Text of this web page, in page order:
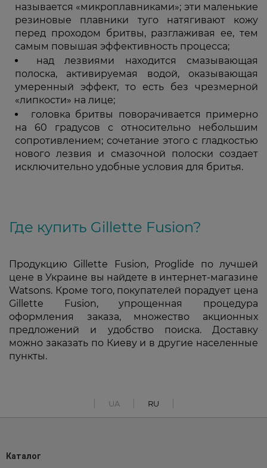
называется «микроплавниками»; эти маленькие
резиновые плавники туго натягивают кожу
перед проходом бритвы, разглаживая ее, тем
самым повышая эффективность процесса;
над лезвиями находится смазывающая
полоска, активируемая водой, оказывающая
умеренный эффект, то есть без чрезмерной
«липкости» на лице;
головка бритвы поворачивается примерно
на 60 градусов с относительно небольшим
сопротивлением; сочетание этого с гладкостью
нового лезвия и смазочной полоски создает
исключительно удобные условия для бритья.
Где купить Gillette Fusion?
Продукцию Gillette Fusion, Proglide по лучшей
цене в Украине вы найдете в интернет-магазине
Watsons. Кроме того, покупателей порадует цена
Gillette Fusion, упрощенная процедура
оформления заказа, множество акционных
предложений и удобство поиска. Доставку
можно заказать по Киеву и в другие населенные
пункты.
UA RU
Каталог